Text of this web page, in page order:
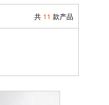
共 11 款产品